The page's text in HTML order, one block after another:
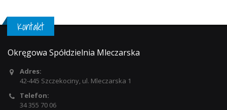
Kontakt
Okręgowa Spółdzielnia Mleczarska
Adres:
42-445 Szczekociny, ul. Mleczarska 1
Telefon:
34 355 70 06